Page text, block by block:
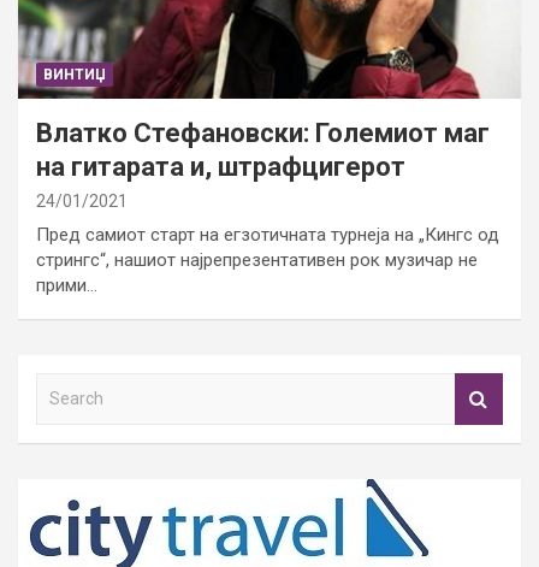
ВИНТИЏ
Влатко Стефановски: Големиот маг
на гитарата и, штрафцигерот
24/01/2021
Пред самиот старт на егзотичната турнеја на „Кингс од
стрингс“, нашиот најрепрезентативен рок музичар не
прими…
h